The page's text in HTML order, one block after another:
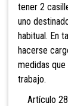
tener 2
uno
habitual. En
hacerse
medidas
trabajo.
Artículo